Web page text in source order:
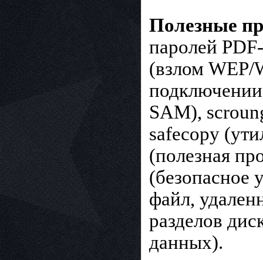
Полезные
паролей
(взлом WEP/
SAM),
safecopy
(полезная
(безопасное
файл,
разделов
данных).